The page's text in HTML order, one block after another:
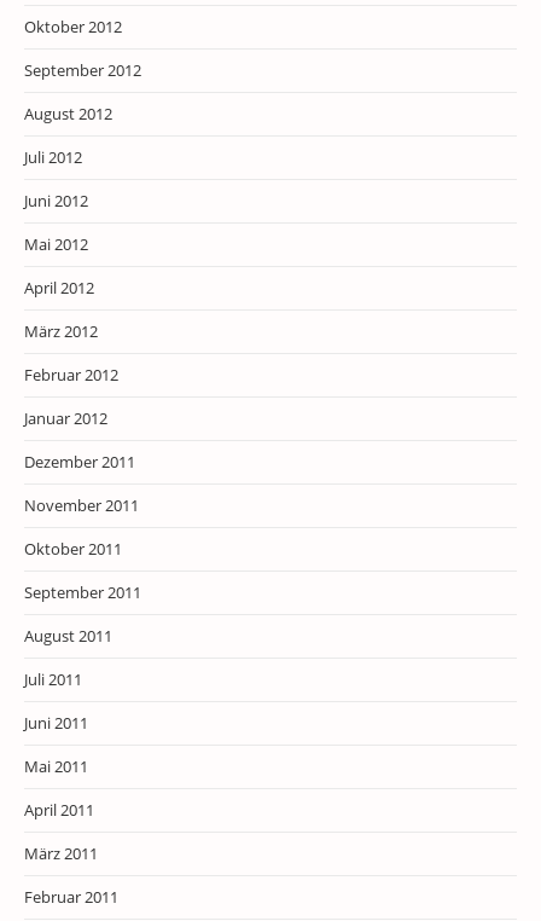
Oktober 2012
September 2012
August 2012
Juli 2012
Juni 2012
Mai 2012
April 2012
März 2012
Februar 2012
Januar 2012
Dezember 2011
November 2011
Oktober 2011
September 2011
August 2011
Juli 2011
Juni 2011
Mai 2011
April 2011
März 2011
Februar 2011